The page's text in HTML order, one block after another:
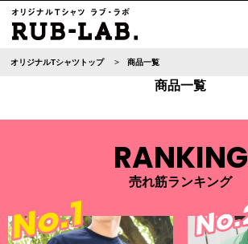
オリジナルTシャツトップ 商品一覧
商品一覧
RANKING
売れ筋ランキング